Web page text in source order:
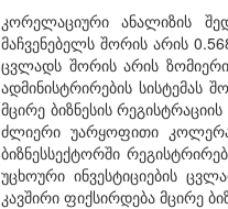
კორელაციური ანალიზის
მაჩვენებელს შორის არის
ცვლადს შორის არის ზომიერი
ადმინისტრირების
მცირე ბიზნესის
ძლიერი უარყოფითი
ბიზნესსექტორში
უცხოური ინვესტიციების
კავშირი ფიქსირდება მცირე